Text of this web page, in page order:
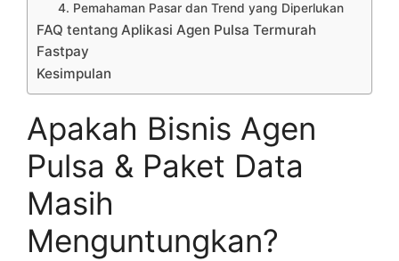
4. Pemahaman Pasar dan Trend yang Diperlukan
FAQ tentang Aplikasi Agen Pulsa Termurah
Fastpay
Kesimpulan
Apakah Bisnis Agen
Pulsa & Paket Data
Masih
Menguntungkan?